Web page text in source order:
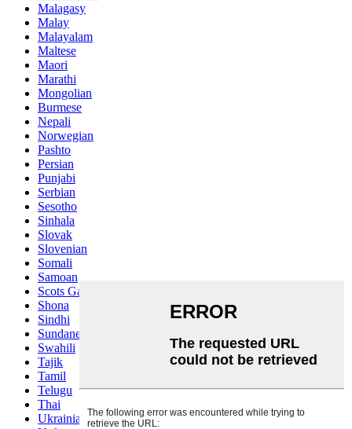
Malagasy
Malay
Malayalam
Maltese
Maori
Marathi
Mongolian
Burmese
Nepali
Norwegian
Pashto
Persian
Punjabi
Serbian
Sesotho
Sinhala
Slovak
Slovenian
Somali
Samoan
Scots Gaelic
Shona
Sindhi
Sundanese
Swahili
Tajik
Tamil
Telugu
Thai
Ukrainian